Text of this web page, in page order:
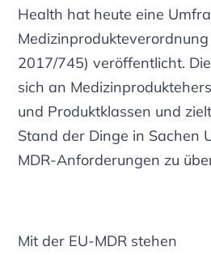
Health hat heute eine
Medizinprodukteverordnung
2017/745) veröffentlicht.
sich an
und Produktklassen und
Stand der Dinge in Sachen
MDR-Anforderungen zu
Mit der EU-MDR stehen